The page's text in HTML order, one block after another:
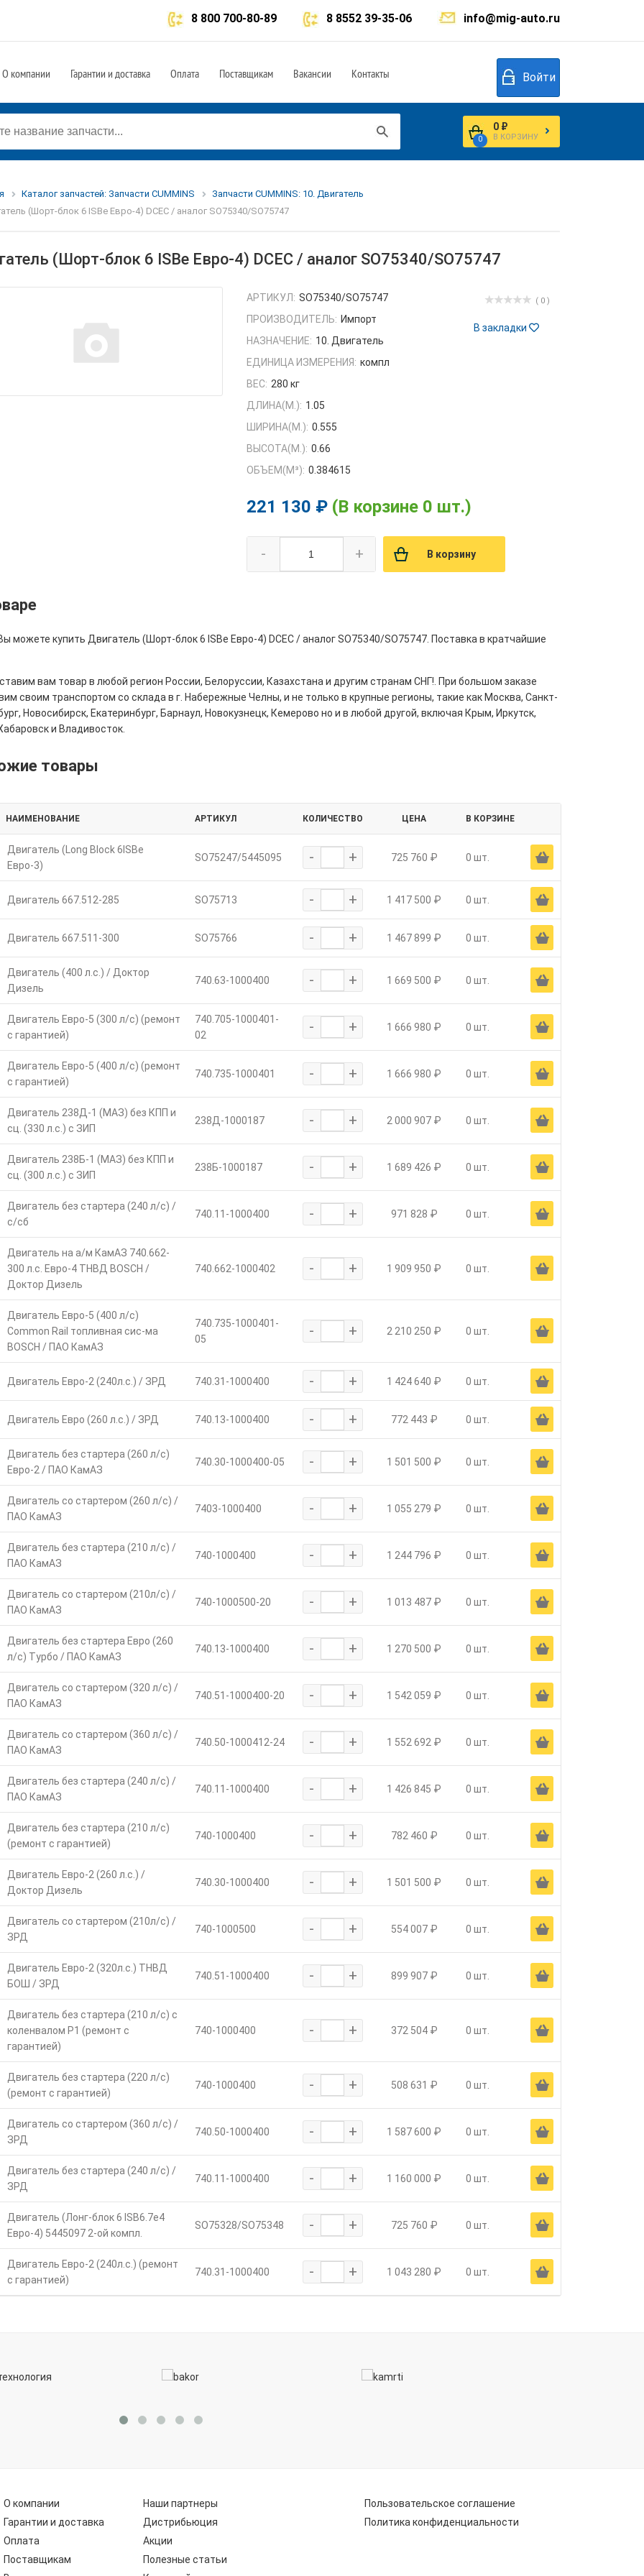
info@mig-auto.ru
8 8552 39-35-06
8 800 700-80-89
О компании Гарантии и доставка Оплата Поставщикам Вакансии Контакты Войти
0
0 ₽
В КОРЗИНУ
Каталог запчастей: Запчасти CUMMINS
Запчасти CUMMINS: 10. Двигатель
(Шорт-блок 6 ISBe Евро-4) DCEC / аналог SO75340/SO75747
(Шорт-блок 6 ISBe Евро-4) DCEC / аналог SO75340/SO75747
( 0 )
В закладки
АРТИКУЛ: SO75340/SO75747
ПРОИЗВОДИТЕЛЬ: Импорт
НАЗНАЧЕНИЕ: 10. Двигатель
ЕДИНИЦА ИЗМЕРЕНИЯ: компл
ВЕС: 280 кг
ДЛИНА(М.): 1.05
ШИРИНА(М.): 0.555
ВЫСОТА(М.): 0.66
ОБЪЕМ(M³): 0.384615
221 130 ₽ (В корзине 0 шт.)
- + В корзину
можете купить Двигатель (Шорт-блок 6 ISBe Евро-4) DCEC / аналог SO75340/SO75747. Поставка в кратчайшие
вам товар в любой регион России, Белоруссии, Казахстана и другим странам СНГ!. При большом заказе
своим транспортом со склада в г. Набережные Челны, и не только в крупные регионы, такие как Москва, Санкт-
Новосибирск, Екатеринбург, Барнаул, Новокузнецк, Кемерово но и в любой другой, включая Крым, Иркутск,
и Владивосток.
товары
НАИМЕНОВАНИЕ АРТИКУЛ КОЛИЧЕСТВО ЦЕНА В КОРЗИНЕ
Двигатель (Long Block 6ISBe
Евро-3)
SO75247/5445095 - + 725 760 ₽ 0 шт. Ä
Двигатель 667.512-285 SO75713 - + 1 417 500 ₽ 0 шт. Ä
Двигатель 667.511-300 SO75766 - + 1 467 899 ₽ 0 шт. Ä
Двигатель (400 л.с.) / Доктор
Дизель
740.63-1000400 - + 1 669 500 ₽ 0 шт. Ä
Двигатель Евро-5 (300 л/с) (ремонт
с гарантией)
740.705-1000401-
02
- + 1 666 980 ₽ 0 шт. Ä
Двигатель Евро-5 (400 л/с) (ремонт
с гарантией)
740.735-1000401 - + 1 666 980 ₽ 0 шт. Ä
Двигатель 238Д-1 (МАЗ) без КПП и
сц. (330 л.с.) с ЗИП
238Д-1000187 - + 2 000 907 ₽ 0 шт. Ä
Двигатель 238Б-1 (МАЗ) без КПП и
сц. (300 л.с.) с ЗИП
238Б-1000187 - + 1 689 426 ₽ 0 шт. Ä
Двигатель без стартера (240 л/с) /
с/сб
740.11-1000400 - + 971 828 ₽ 0 шт. Ä
Двигатель на а/м КамАЗ 740.662-
300 л.с. Евро-4 ТНВД BOSCH /
Доктор Дизель
740.662-1000402 - + 1 909 950 ₽ 0 шт. Ä
Двигатель Евро-5 (400 л/с)
Common Rail топливная сис-ма
BOSCH / ПАО КамАЗ
740.735-1000401-
05
- + 2 210 250 ₽ 0 шт. Ä
Двигатель Евро-2 (240л.с.) / ЗРД 740.31-1000400 - + 1 424 640 ₽ 0 шт. Ä
Двигатель Евро (260 л.с.) / ЗРД 740.13-1000400 - + 772 443 ₽ 0 шт. Ä
Двигатель без стартера (260 л/с)
Евро-2 / ПАО КамАЗ
740.30-1000400-05 - + 1 501 500 ₽ 0 шт. Ä
Двигатель со стартером (260 л/с) /
ПАО КамАЗ
7403-1000400 - + 1 055 279 ₽ 0 шт. Ä
Двигатель без стартера (210 л/с) /
ПАО КамАЗ
740-1000400 - + 1 244 796 ₽ 0 шт. Ä
Двигатель со стартером (210л/с) /
ПАО КамАЗ
740-1000500-20 - + 1 013 487 ₽ 0 шт. Ä
Двигатель без стартера Евро (260
л/с) Турбо / ПАО КамАЗ
740.13-1000400 - + 1 270 500 ₽ 0 шт. Ä
Двигатель со стартером (320 л/с) /
ПАО КамАЗ
740.51-1000400-20 - + 1 542 059 ₽ 0 шт. Ä
Двигатель со стартером (360 л/с) /
ПАО КамАЗ
740.50-1000412-24 - + 1 552 692 ₽ 0 шт. Ä
Двигатель без стартера (240 л/с) /
ПАО КамАЗ
740.11-1000400 - + 1 426 845 ₽ 0 шт. Ä
Двигатель без стартера (210 л/с)
(ремонт с гарантией)
740-1000400 - + 782 460 ₽ 0 шт. Ä
Двигатель Евро-2 (260 л.с.) /
Доктор Дизель
740.30-1000400 - + 1 501 500 ₽ 0 шт. Ä
Двигатель со стартером (210л/с) /
ЗРД
740-1000500 - + 554 007 ₽ 0 шт. Ä
Двигатель Евро-2 (320л.с.) ТНВД
БОШ / ЗРД
740.51-1000400 - + 899 907 ₽ 0 шт. Ä
Двигатель без стартера (210 л/с) с
коленвалом Р1 (ремонт с
гарантией)
740-1000400 - + 372 504 ₽ 0 шт. Ä
Двигатель без стартера (220 л/с)
(ремонт с гарантией)
740-1000400 - + 508 631 ₽ 0 шт. Ä
Двигатель со стартером (360 л/с) /
ЗРД
740.50-1000400 - + 1 587 600 ₽ 0 шт. Ä
Двигатель без стартера (240 л/с) /
ЗРД
740.11-1000400 - + 1 160 000 ₽ 0 шт. Ä
Двигатель (Лонг-блок 6 ISB6.7е4
Евро-4) 5445097 2-ой компл.
SO75328/SO75348 - + 725 760 ₽ 0 шт. Ä
Двигатель Евро-2 (240л.с.) (ремонт
с гарантией)
740.31-1000400 - + 1 043 280 ₽ 0 шт. Ä
О компании
Гарантии и доставка
Оплата
Поставщикам
Наши партнеры
Дистрибьюция
Акции
Полезные статьи
Пользовательское соглашение
Политика конфиденциальности